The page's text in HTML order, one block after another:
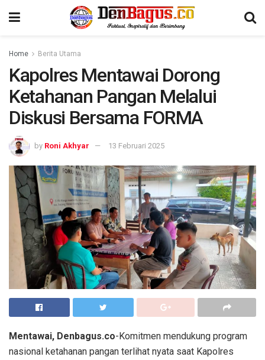
Home Berita Utama
Kapolres Mentawai Dorong
Ketahanan Pangan Melalui
Diskusi Bersama FORMA
by Roni Akhyar 13 Februari 2025
Mentawai, Denbagus.co-Komitmen mendukung program
nasional ketahanan pangan terlihat nyata saat Kapolres